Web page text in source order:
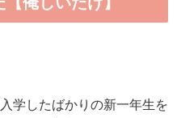
学したばかりの新一年生を